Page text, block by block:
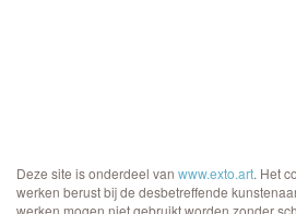
Deze site is onderdeel van www.exto.art. Het
werken berust bij de desbetreffende
werken mogen niet gebruikt worden zonder